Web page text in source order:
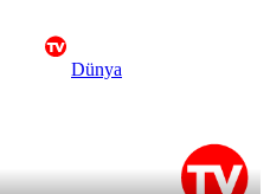
Dünya